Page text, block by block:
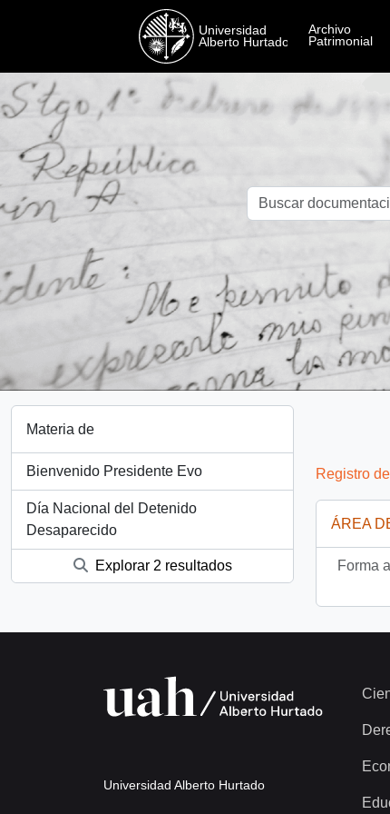
Materia de
Bienvenido Presidente Evo
Día Nacional del Detenido
Desaparecido
Explorar 2 resultados
Registro
ÁREA
Forma
Universidad Alberto Hurtado